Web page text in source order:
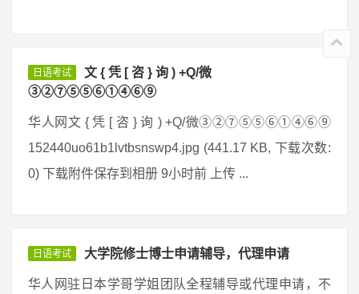
日语考试
文 { 凭 [ 咨 } 询 ) +Q/微
③②⑦⑤⑤⑥①④⑥⑨
华人网文 { 凭 [ 咨 } 询 ) +Q/微③②⑦⑤⑤⑥①④⑥⑨
152440uo61b1lvtbsnswp4.jpg (441.17 KB, 下载次数:
0) 下载附件保存到相册 9小时前 上传 ...
日语考试 大学院修士博士申请辅导，代理申请
华人网驻日本学哥学姐团队全程辅导或代理申请，不